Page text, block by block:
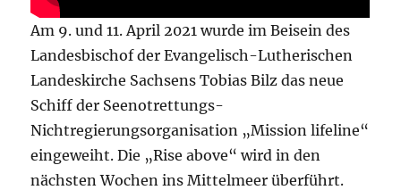
Am 9. und 11. April 2021 wurde im Beisein des
Landesbischof der Evangelisch-Lutherischen
Landeskirche Sachsens Tobias Bilz das neue
Schiff der Seenotrettungs-
Nichtregierungsorganisation „Mission lifeline“
eingeweiht. Die „Rise above“ wird in den
nächsten Wochen ins Mittelmeer überführt.